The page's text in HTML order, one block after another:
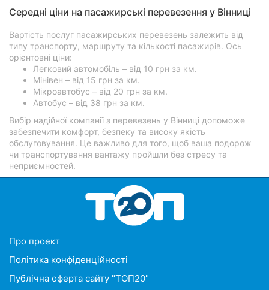
Середні ціни на пасажирські перевезення у Вінниці
Вартість послуг пасажирських перевезень залежить від
типу транспорту, маршруту та кількості пасажирів. Ось
орієнтовні ціни:
Легковий автомобіль – від 10 грн за км.
Мінівен – від 15 грн за км.
Мікроавтобус – від 20 грн за км.
Автобус – від 38 грн за км.
Вибір надійної компанії з перевезень у Вінниці допоможе
забезпечити комфорт, безпеку та високу якість
обслуговування. Це важливо для того, щоб ваша подорож
чи транспортування вантажу пройшли без стресу та
неприємностей.
Про проект
Політика конфіденційності
Публічна оферта сайту "ТОП20"